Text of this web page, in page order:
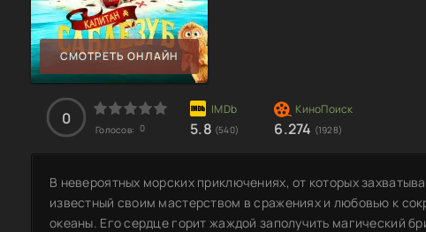
СМОТРЕТЬ ОНЛАЙН
0
Голосов: 0 5.8 (540) 6.274 (1928)
В невероятных морских приключениях, от которых
известный своим мастерством в сражениях и любовью к
океаны. Его сердце горит жаждой заполучить магический